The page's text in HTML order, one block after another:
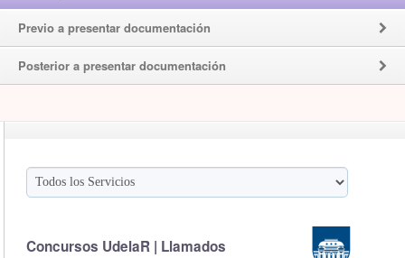
Previo a presentar documentación
Posterior a presentar documentación
Concursos UdelaR | Llamados